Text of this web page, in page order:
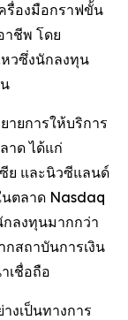
รื่องมือกราฟขั้น
าชีพ โดย
วซึ่งนักลงทุน
ายการให้บริการ
าด ได้แก่
ซีย และนิวซีแลนด์
ตลาด Nasdaq
กลงทุนมากกว่า
สถาบันการเงิน
เชื่อถือ
งเป็นทางการ